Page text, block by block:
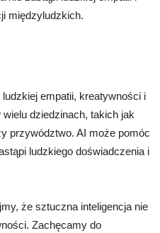
międzyludzkich.
empatii, kreatywności i
dziedzinach, takich jak
przywództwo. AI może pomóc
ludzkiego doświadczenia i
że sztuczna inteligencja nie
Zachęcamy do